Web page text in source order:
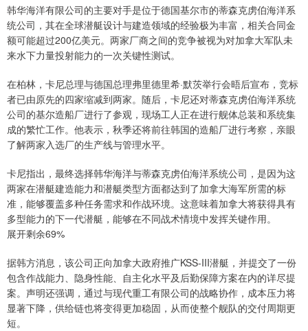
韩华海洋有限公司的主要对手是位于德国基尔市的蒂森克虏伯海洋系
统公司，其在全球潜艇设计与建造领域的经验极为丰富，相关合同金
额可能超过200亿美元。两家厂商之间的竞争被视为对加拿大军队未
来水下力量投射能力的一次关键性测试。
在柏林，卡尼总理与德国总理弗里德里希·默茨举行会晤后宣布，竞标
者已由原先的四家缩减到两家。随后，卡尼还对蒂森克虏伯海洋系统
公司的基尔造船厂进行了参观，现场工人正在进行舰体总装和系统集
成的繁忙工作。他表示，秋季还将前往韩国的造船厂进行考察，亲眼
了解两家入选厂的生产线与管理水平。
卡尼指出，最终选择韩华海洋与蒂森克虏伯海洋系统公司，是因为这
两家在潜艇建造能力和潜艇类型方面都达到了加拿大海军所需的标
准，能够覆盖多种任务需求和作战环境。这意味着加拿大将获得具有
多型能力的下一代潜艇，能够在不同战术情境中发挥关键作用。
展开剩余69%
据韩方消息，该公司正向加拿大政府推广KSS-III潜艇，并提交了一份
包含作战能力、隐身性能、自主化水平及后勤保障方案在内的详尽提
案。声明还强调，通过与现代重工有限公司的战略协作，成本压力将
显著下降，供给链也将变得更加稳固，从而使整个舰队的交付周期更
短。